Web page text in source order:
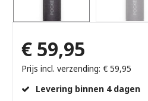
€ 59,95
Prijs incl. verzending: € 59,95
Levering binnen 4 dagen